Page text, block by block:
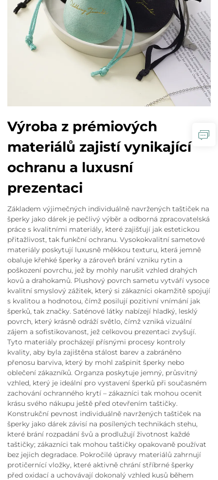
Výroba z prémiových
materiálů zajistí vynikající
ochranu a luxusní
prezentaci
Základem výjimečných individuálně navržených taštiček na
šperky jako dárek je pečlivý výběr a odborná zpracovatelská
práce s kvalitními materiály, které zajišťují jak estetickou
přitažlivost, tak funkční ochranu. Vysokokvalitní sametové
materiály poskytují luxusně měkkou texturu, která jemně
obaluje křehké šperky a zároveň brání vzniku rytin a
poškození povrchu, jež by mohly narušit vzhled drahých
kovů a drahokamů. Plushový povrch sametu vytváří vysoce
kvalitní smyslový zážitek, který si zákazníci okamžitě spojují
s kvalitou a hodnotou, čímž posilují pozitivní vnímání jak
šperků, tak značky. Saténové látky nabízejí hladký, lesklý
povrch, který krásně odráží světlo, čímž vzniká vizuální
zájem a sofistikovanost, jež celkovou prezentaci zvyšují.
Tyto materiály procházejí přísnými procesy kontroly
kvality, aby byla zajištěna stálost barev a zabráněno
přenosu barviva, který by mohl zašpinit šperky nebo
oblečení zákazníků. Organza poskytuje jemný, průsvitný
vzhled, který je ideální pro vystavení šperků při současném
zachování ochranného krytí – zákazníci tak mohou ocenit
krásu svého nákupu ještě před otevřením taštičky.
Konstrukční pevnost individuálně navržených taštiček na
šperky jako dárek závisí na posílených technikách stehu,
které brání rozpadání švů a prodlužují životnost každé
taštičky; zákazníci tak mohou taštičky opakovaně používat
bez jejich degradace. Pokročilé úpravy materiálů zahrnují
protičernící vložky, které aktivně chrání stříbrné šperky
před oxidací a uchovávají dokonalý vzhled kusů během